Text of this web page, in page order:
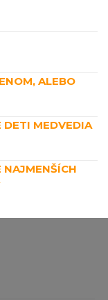
ALEBO
DETI MEDVEDIA
NAJMENŠÍCH